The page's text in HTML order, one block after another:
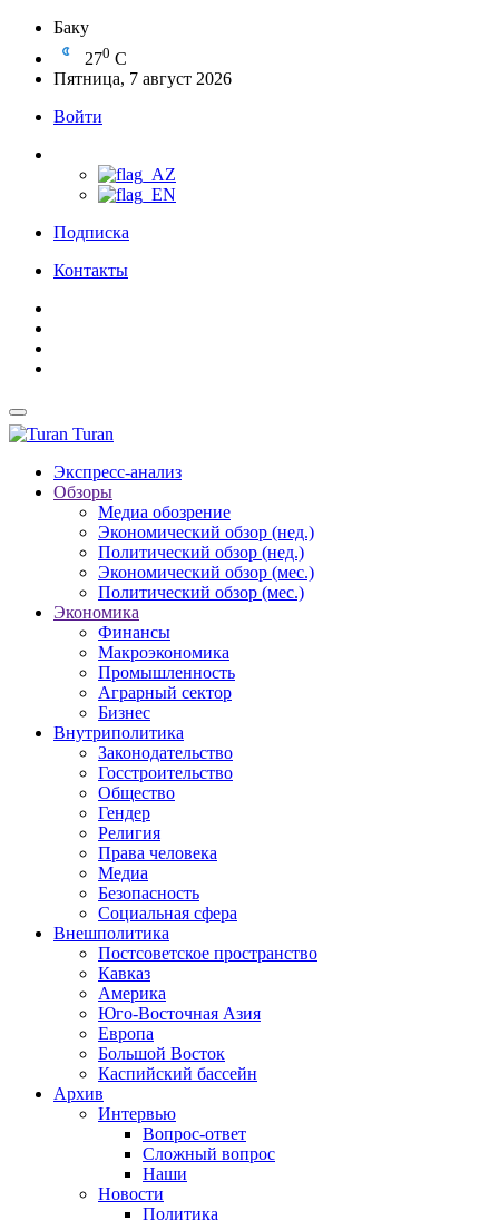
Баку
270 C
Пятница, 7 август 2026
Войти
Подписка
Контакты
Turan
Экспресс-анализ
Обзоры
Медиа обозрение
Экономический обзор (нед.)
Политический обзор (нед.)
Экономический обзор (мес.)
Политический обзор (мес.)
Экономика
Финансы
Макроэкономика
Промышленность
Аграрный сектор
Бизнес
Внутриполитика
Законодательство
Госстроительство
Общество
Гендер
Религия
Права человека
Медиа
Безопасность
Социальная сфера
Внешполитика
Постсоветское пространство
Кавказ
Америка
Юго-Восточная Азия
Европа
Большой Восток
Каспийский бассейн
Архив
Интервью
Вопрос-ответ
Сложный вопрос
Наши
Новости
Политика